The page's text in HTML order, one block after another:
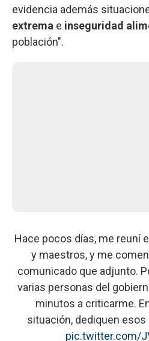
evidencia además
extrema e inseguridad
población".
Hace pocos días, me reuní
y maestros, y me
comunicado que adjunto.
varias personas del
minutos a criticarme.
situación, dediquen
pic.twitter.com/